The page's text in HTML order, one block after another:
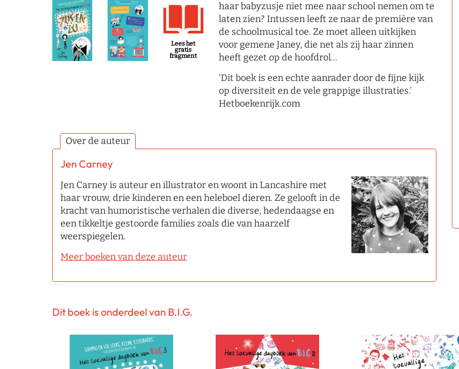
Lees het
gratis
fragment
haar babyzusje niet mee naar school nemen om te
laten zien? Intussen leeft ze naar de première van
de schoolmusical toe. Ze moet alleen uitkijken
voor gemene Janey, die net als zij haar zinnen
heeft gezet op de hoofdrol…
‘Dit boek is een echte aanrader door de fijne kijk
op diversiteit en de vele grappige illustraties.’
Hetboekenrijk.com
Over de auteur
Jen Carney
Jen Carney is auteur en illustrator en woont in Lancashire met
haar vrouw, drie kinderen en een heleboel dieren. Ze gelooft in de
kracht van humoristische verhalen die diverse, hedendaagse en
een tikkeltje gestoorde families zoals die van haarzelf
weerspiegelen.
Meer boeken van deze auteur
Dit boek is onderdeel van B.I.G.